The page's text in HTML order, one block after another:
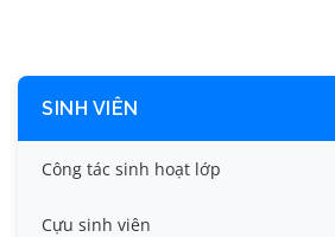
SINH VIÊN
Công tác sinh hoạt lớp
Cựu sinh viên